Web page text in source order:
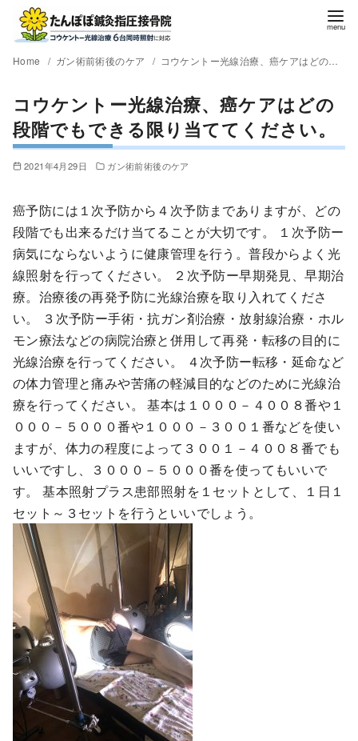
Home ガン術前術後のケア コウケントー光線治療、癌ケアはどの段階でもできる限り当ててください。
コウケントー光線治療、癌ケアはどの
段階でもできる限り当ててください。
2021年4月29日 ガン術前術後のケア
癌予防には１次予防から４次予防までありますが、どの
段階でも出来るだけ当てることが大切です。 １次予防ー
病気にならないように健康管理を行う。普段からよく光
線照射を行ってください。 ２次予防ー早期発見、早期治
療。治療後の再発予防に光線治療を取り入れてくださ
い。 ３次予防ー手術・抗ガン剤治療・放射線治療・ホル
モン療法などの病院治療と併用して再発・転移の目的に
光線治療を行ってください。 ４次予防ー転移・延命など
の体力管理と痛みや苦痛の軽減目的などのために光線治
療を行ってください。 基本は１０００－４００８番や１
０００－５０００番や１０００－３００１番などを使い
ますが、体力の程度によって３００１－４００８番でも
いいですし、３０００－５０００番を使ってもいいで
す。 基本照射プラス患部照射を１セットとして、１日１
セット～３セットを行うといいでしょう。